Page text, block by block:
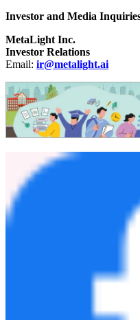
Investor and Media
MetaLight Inc.
Investor Relations
Email: ir@metalight.ai